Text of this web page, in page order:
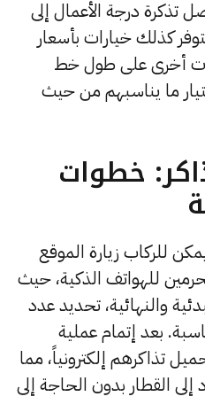
تذكرة درجة الأعمال إلى
تتوفر كذلك خيارات بأسعار
أخرى على طول خط
ما يناسبهم من حيث
خطوات
للركاب زيارة الموقع
للهواتف الذكية، حيث
والنهائية، تحديد عدد
بعد إتمام عملية
تذاكرهم إلكترونياً، مما
القطار بدون الحاجة إلى